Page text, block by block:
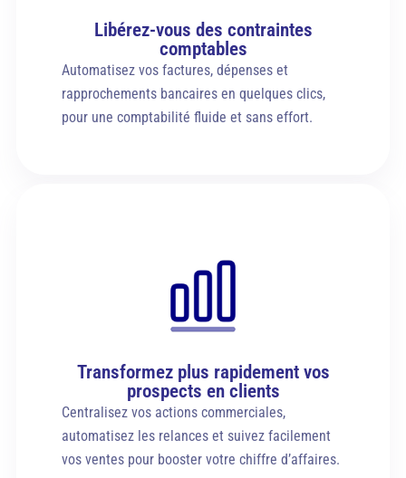
Libérez-vous des contraintes
comptables
Automatisez vos factures, dépenses et
rapprochements bancaires en quelques clics,
pour une comptabilité fluide et sans effort.
Transformez plus rapidement vos
prospects en clients
Centralisez vos actions commerciales,
automatisez les relances et suivez facilement
vos ventes pour booster votre chiffre d’affaires.